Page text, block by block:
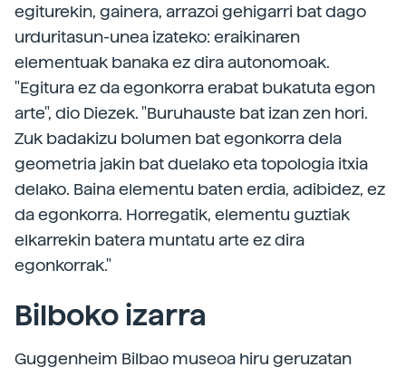
egiturekin, gainera, arrazoi gehigarri bat dago
urduritasun-unea izateko: eraikinaren
elementuak banaka ez dira autonomoak.
"Egitura ez da egonkorra erabat bukatuta egon
arte", dio Diezek. "Buruhauste bat izan zen hori.
Zuk badakizu bolumen bat egonkorra dela
geometria jakin bat duelako eta topologia itxia
delako. Baina elementu baten erdia, adibidez, ez
da egonkorra. Horregatik, elementu guztiak
elkarrekin batera muntatu arte ez dira
egonkorrak."
Bilboko izarra
Guggenheim Bilbao museoa hiru geruzatan